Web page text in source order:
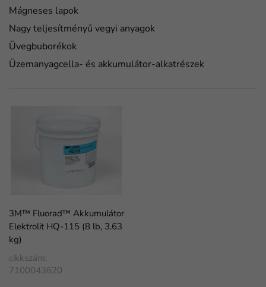
Mágneses lapok
Nagy teljesítményű vegyi anyagok
Üvegbuborékok
Üzemanyagcella- és akkumulátor-alkatrészek
3M™ Fluorad™ Akkumulátor
Elektrolit HQ-115 (8 lb, 3.63
kg)
cikkszám:
7100043620